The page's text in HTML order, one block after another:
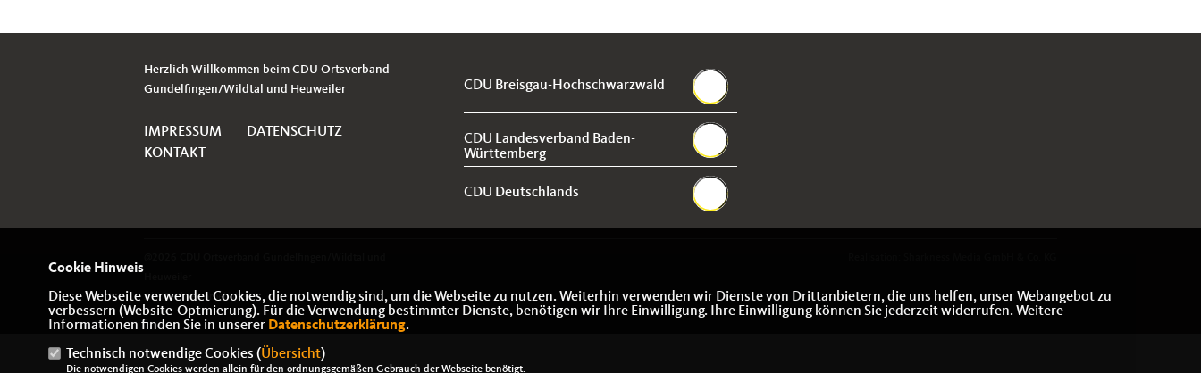
Herzlich Willkommen beim CDU Ortsverband
Gundelfingen/Wildtal und Heuweiler
IMPRESSUM
DATENSCHUTZ
KONTAKT
CDU Breisgau-Hochschwarzwald
CDU Landesverband Baden-
Württemberg
CDU Deutschlands
Alle Rechte vorbehalten.
Cookie Hinweis
Diese Webseite verwendet Cookies, die notwendig sind, um die Webseite zu nutzen. Weiterhin verwenden wir Dienste von Drittanbietern, die uns helfen, unser Webangebot zu
verbessern (Website-Optmierung). Für die Verwendung bestimmter Dienste, benötigen wir Ihre Einwilligung. Ihre Einwilligung können Sie jederzeit widerrufen. Weitere
Informationen finden Sie in unserer Datenschutzerklärung.
Technisch notwendige Cookies (Übersicht)
Die notwendigen Cookies werden allein für den ordnungsgemäßen Gebrauch der Webseite benötigt.